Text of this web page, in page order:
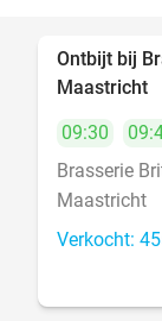
Ontbijt bij
Maastricht
09:30
Brasserie
Maastricht
Verkocht: